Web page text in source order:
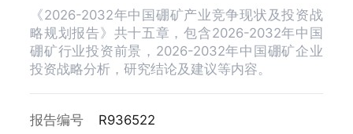
《2026-2032年中国硼矿产业竞争现状及投资战
略规划报告》共十五章，包含2026-2032年中国
硼矿行业投资前景，2026-2032年中国硼矿企业
投资战略分析，研究结论及建议等内容。
报告编号 R936522